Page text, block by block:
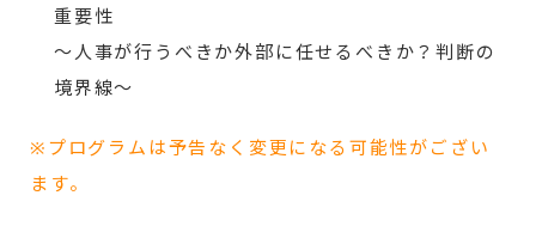
重要性
～人事が行うべきか外部に任せるべきか？判断の
境界線～
※プログラムは予告なく変更になる可能性がござい
ます。